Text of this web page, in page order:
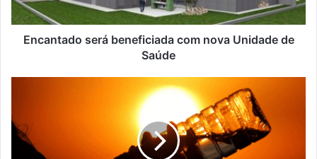
Saúde
Encantado será beneficiada com nova Unidade de
Saúde
do
País
terá